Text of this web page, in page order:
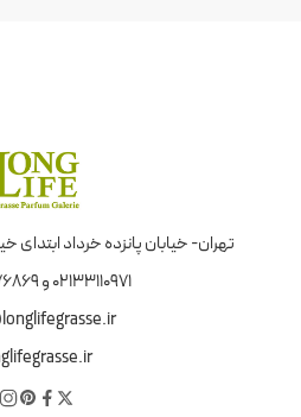
تهران- خیابان پانزده خرداد ابتدای
02133110971 و 09368076869